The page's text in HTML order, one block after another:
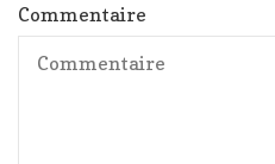
Commentaire